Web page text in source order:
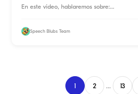
En este video, hablaremos sobre:...
Speech Blubs Team
1 2 … 13